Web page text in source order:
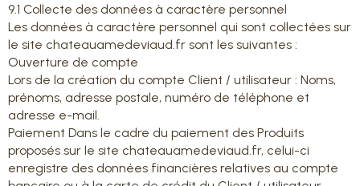
9.1 Collecte des données à caractère personnel
Les données à caractère personnel qui sont collectées sur
le site chateauamedeviaud.fr sont les suivantes :
Ouverture de compte
Lors de la création du compte Client / utilisateur : Noms,
prénoms, adresse postale, numéro de téléphone et
adresse e-mail.
Paiement Dans le cadre du paiement des Produits
proposés sur le site chateauamedeviaud.fr, celui-ci
enregistre des données financières relatives au compte